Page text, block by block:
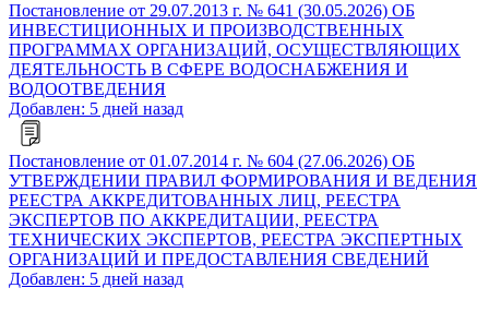
Постановление от 29.07.2013 г. № 641 (30.05.2026) ОБ
ИНВЕСТИЦИОННЫХ И ПРОИЗВОДСТВЕННЫХ
ПРОГРАММАХ ОРГАНИЗАЦИЙ, ОСУЩЕСТВЛЯЮЩИХ
ДЕЯТЕЛЬНОСТЬ В СФЕРЕ ВОДОСНАБЖЕНИЯ И
ВОДООТВЕДЕНИЯ
Добавлен: 5 дней назад
Постановление от 01.07.2014 г. № 604 (27.06.2026) ОБ
УТВЕРЖДЕНИИ ПРАВИЛ ФОРМИРОВАНИЯ И ВЕДЕНИЯ
РЕЕСТРА АККРЕДИТОВАННЫХ ЛИЦ, РЕЕСТРА
ЭКСПЕРТОВ ПО АККРЕДИТАЦИИ, РЕЕСТРА
ТЕХНИЧЕСКИХ ЭКСПЕРТОВ, РЕЕСТРА ЭКСПЕРТНЫХ
ОРГАНИЗАЦИЙ И ПРЕДОСТАВЛЕНИЯ СВЕДЕНИЙ
Добавлен: 5 дней назад